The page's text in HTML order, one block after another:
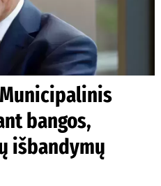
bangos,
išbandymų